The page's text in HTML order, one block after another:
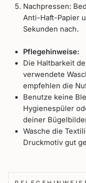
Nachpressen:
Anti-Haft-Papier
Sekunden nach.
Pflegehinweise:
Die Haltbarkeit
verwendete
empfehlen die
Benutze keine
Hygienespüler
deiner
Wasche die
Druckmotiv gut